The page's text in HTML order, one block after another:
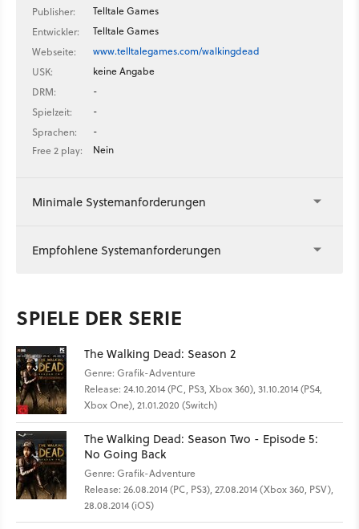
Publisher:
Telltale Games
Entwickler:
Telltale Games
Webseite:
www.telltalegames.com/walkingdead
USK:
keine Angabe
DRM:
-
Spielzeit:
-
Sprachen:
-
Free 2 play:
Nein
Minimale Systemanforderungen
Empfohlene Systemanforderungen
SPIELE DER SERIE
The Walking Dead: Season 2
Genre: Grafik-Adventure
Release: 24.10.2014 (PC, PS3, Xbox 360), 31.10.2014 (PS4,
Xbox One), 21.01.2020 (Switch)
The Walking Dead: Season Two - Episode 5:
No Going Back
Genre: Grafik-Adventure
Release: 26.08.2014 (PC, PS3), 27.08.2014 (Xbox 360, PSV),
28.08.2014 (iOS)